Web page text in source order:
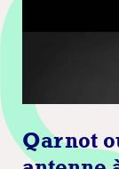
Qarnot